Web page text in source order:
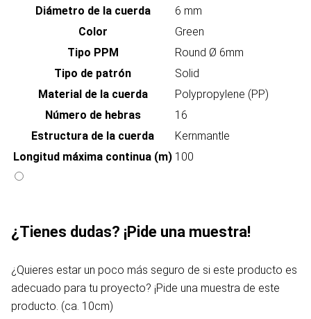
Diámetro de la cuerda
6 mm
Color
Green
Tipo PPM
Round Ø 6mm
Tipo de patrón
Solid
Material de la cuerda
Polypropylene (PP)
Número de hebras
16
Estructura de la cuerda
Kernmantle
Longitud máxima continua (m) 100
¿Tienes dudas? ¡Pide una muestra!
¿Quieres estar un poco más seguro de si este producto es
adecuado para tu proyecto? ¡Pide una muestra de este
producto. (ca. 10cm)